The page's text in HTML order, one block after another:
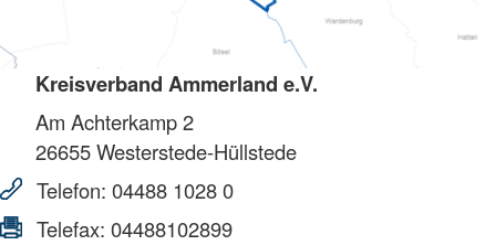
Kreisverband Ammerland e.V.
Am Achterkamp 2
26655Westerstede-Hüllstede
Telefon: 04488 1028 0
Telefax: 04488102899